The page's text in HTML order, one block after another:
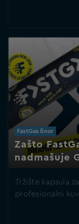
FastGas блог
Zašto
nadmašuje
Tržište kapsula
profesionalni